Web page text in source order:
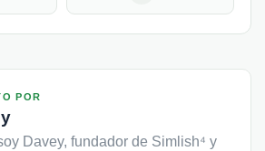
POR
Davey, fundador de Simlish⁴ y